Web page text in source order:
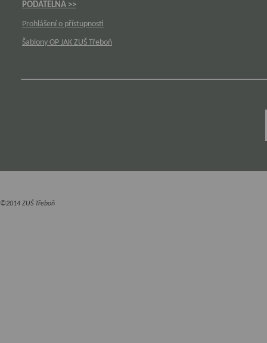
PODATELNA >>
Prohlášení o přístupnosti
Šablony OP JAK ZUŠ Třeboň
©2014 ZUŠ Třeboň